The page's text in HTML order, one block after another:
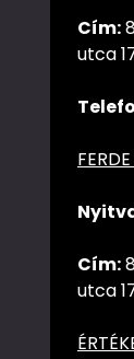
Cím:
utca
Cím:
utca